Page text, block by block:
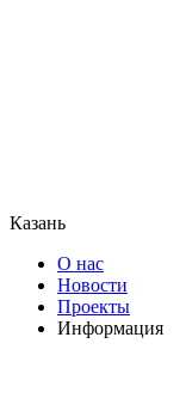
Казань
О нас
Новости
Проекты
Информация